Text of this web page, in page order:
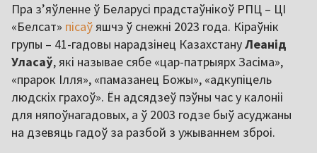
Пра з’яўленне ў Беларусі прадстаўнікоў РПЦ – ЦІ
«Белсат» пісаўяшчэ ў снежні 2023 года. Кіраўнік
групы – 41-гадовы нарадзінец КазахстануЛеанід
Уласаў, які называе сябе «цар-патрыярх Засіма»,
«прарок Ілля», «памазанец Божы», «адкупіцель
людскіх грахоў». Ён адсядзеў пэўны час у калоніі
для няпоўнагадовых, а ў 2003 годзе быў асуджаны
на дзевяць гадоў за разбой з ужываннем зброі.